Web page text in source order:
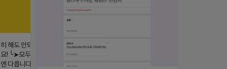
해도 안되는
! ╰➤모두 같은
다릅니다. ╰➤